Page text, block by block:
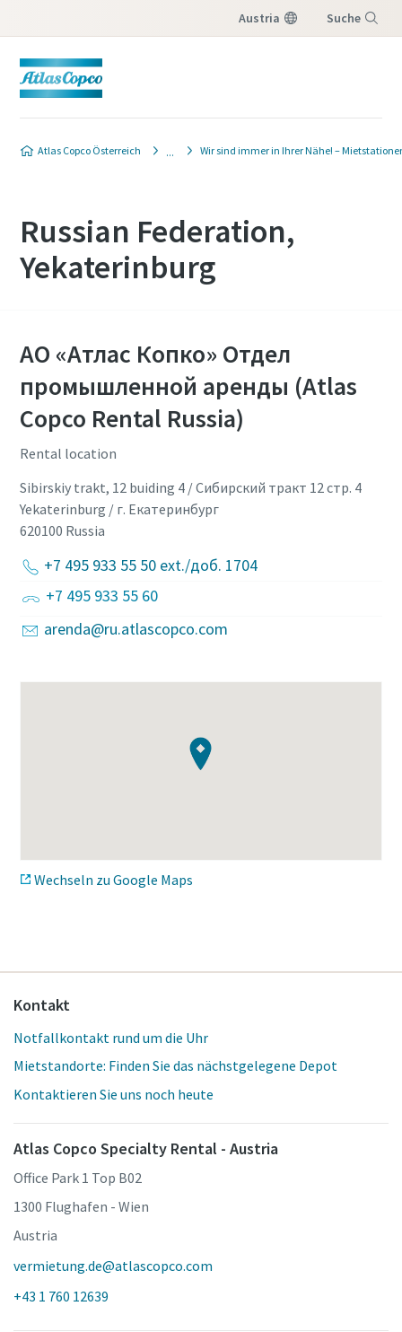
Austria Suche
Atlas Copco Österreich Wir sind immer in Ihrer Nähe! –
Russian Federation,
Yekaterinburg
АО «Атлас Копко» Отдел
промышленной аренды (Atlas
Copco Rental Russia)
Rental location
Sibirskiy trakt, 12 buiding 4 / Сибирский тракт 12 стр. 4
Yekaterinburg / г. Екатеринбург
620100 Russia
+7 495 933 55 50 ext./доб. 1704
+7 495 933 55 60
arenda@ru.atlascopco.com
Wechseln zu Google Maps
Kontakt
Notfallkontakt rund um die Uhr
Mietstandorte: Finden Sie das nächstgelegene Depot
Kontaktieren Sie uns noch heute
Atlas Copco Specialty Rental - Austria
Office Park 1 Top B02
1300 Flughafen - Wien
Austria
vermietung.de@atlascopco.com
+43 1 760 12639